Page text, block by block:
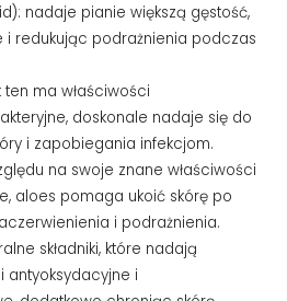
nadaje pianie większą gęstość,
i redukując podrażnienia podczas
ma właściwości
doskonale nadaje się do
i zapobiegania infekcjom.
na swoje znane właściwości
aloes pomaga ukoić skórę po
i podrażnienia.
składniki, które nadają
antyoksydacyjne i